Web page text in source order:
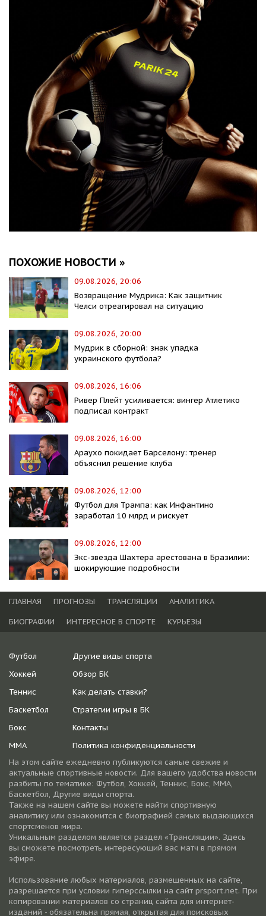
ПОХОЖИЕ НОВОСТИ »
09.08.2026, 20:06
Возвращение Мудрика: Как защитник
Челси отреагировал на ситуацию
09.08.2026, 20:00
Мудрик в сборной: знак упадка
украинского футбола?
09.08.2026, 16:06
Ривер Плейт усиливается: вингер Атлетико
подписал контракт
09.08.2026, 16:00
Араухо покидает Барселону: тренер
объяснил решение клуба
09.08.2026, 12:00
Футбол для Трампа: как Инфантино
заработал 10 млрд и рискует
09.08.2026, 12:00
Экс-звезда Шахтера арестована в Бразилии:
шокирующие подробности
ГЛАВНАЯ ПРОГНОЗЫ ТРАНСЛЯЦИИ
АНАЛИТИКА
БИОГРАФИИ
ИНТЕРЕСНОЕ В СПОРТЕ КУРЬЕЗЫ
Футбол
Хоккей
Теннис
Баскетбол
Бокс
ММА
Другие виды спорта
Обзор БК
Как делать ставки?
Стратегии игры в БК
Контакты
Политика конфиденциальности
На этом сайте ежедневно публикуются самые свежие и
актуальные спортивные новости. Для вашего удобства новости
разбиты по тематике: Футбол, Хоккей, Теннис, Бокс, ММА,
Баскетбол, Другие виды спорта.
Также на нашем сайте вы можете найти спортивную
аналитику или ознакомится с биографией самых выдающихся
спортсменов мира.
Уникальным разделом является раздел «Трансляции». Здесь
вы сможете посмотреть интересующий вас матч в прямом
эфире.
Использование любых материалов, размещенных на сайте,
разрешается при условии гиперссылки на cайт prsport.net. При
копировании материалов со страниц сайта для интернет-
изданий - обязательна прямая, открытая для поисковых